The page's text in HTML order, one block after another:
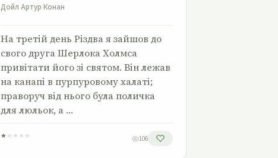
Дойл Артур Конан
На третій день Різдва я зайшов до
свого друга Шерлока Холмса
привітати його зі святом. Він лежав
на канапі в пурпуровому халаті;
праворуч від нього була поличка
для люльок, а …
★ ★ ★ ★ ★ 106